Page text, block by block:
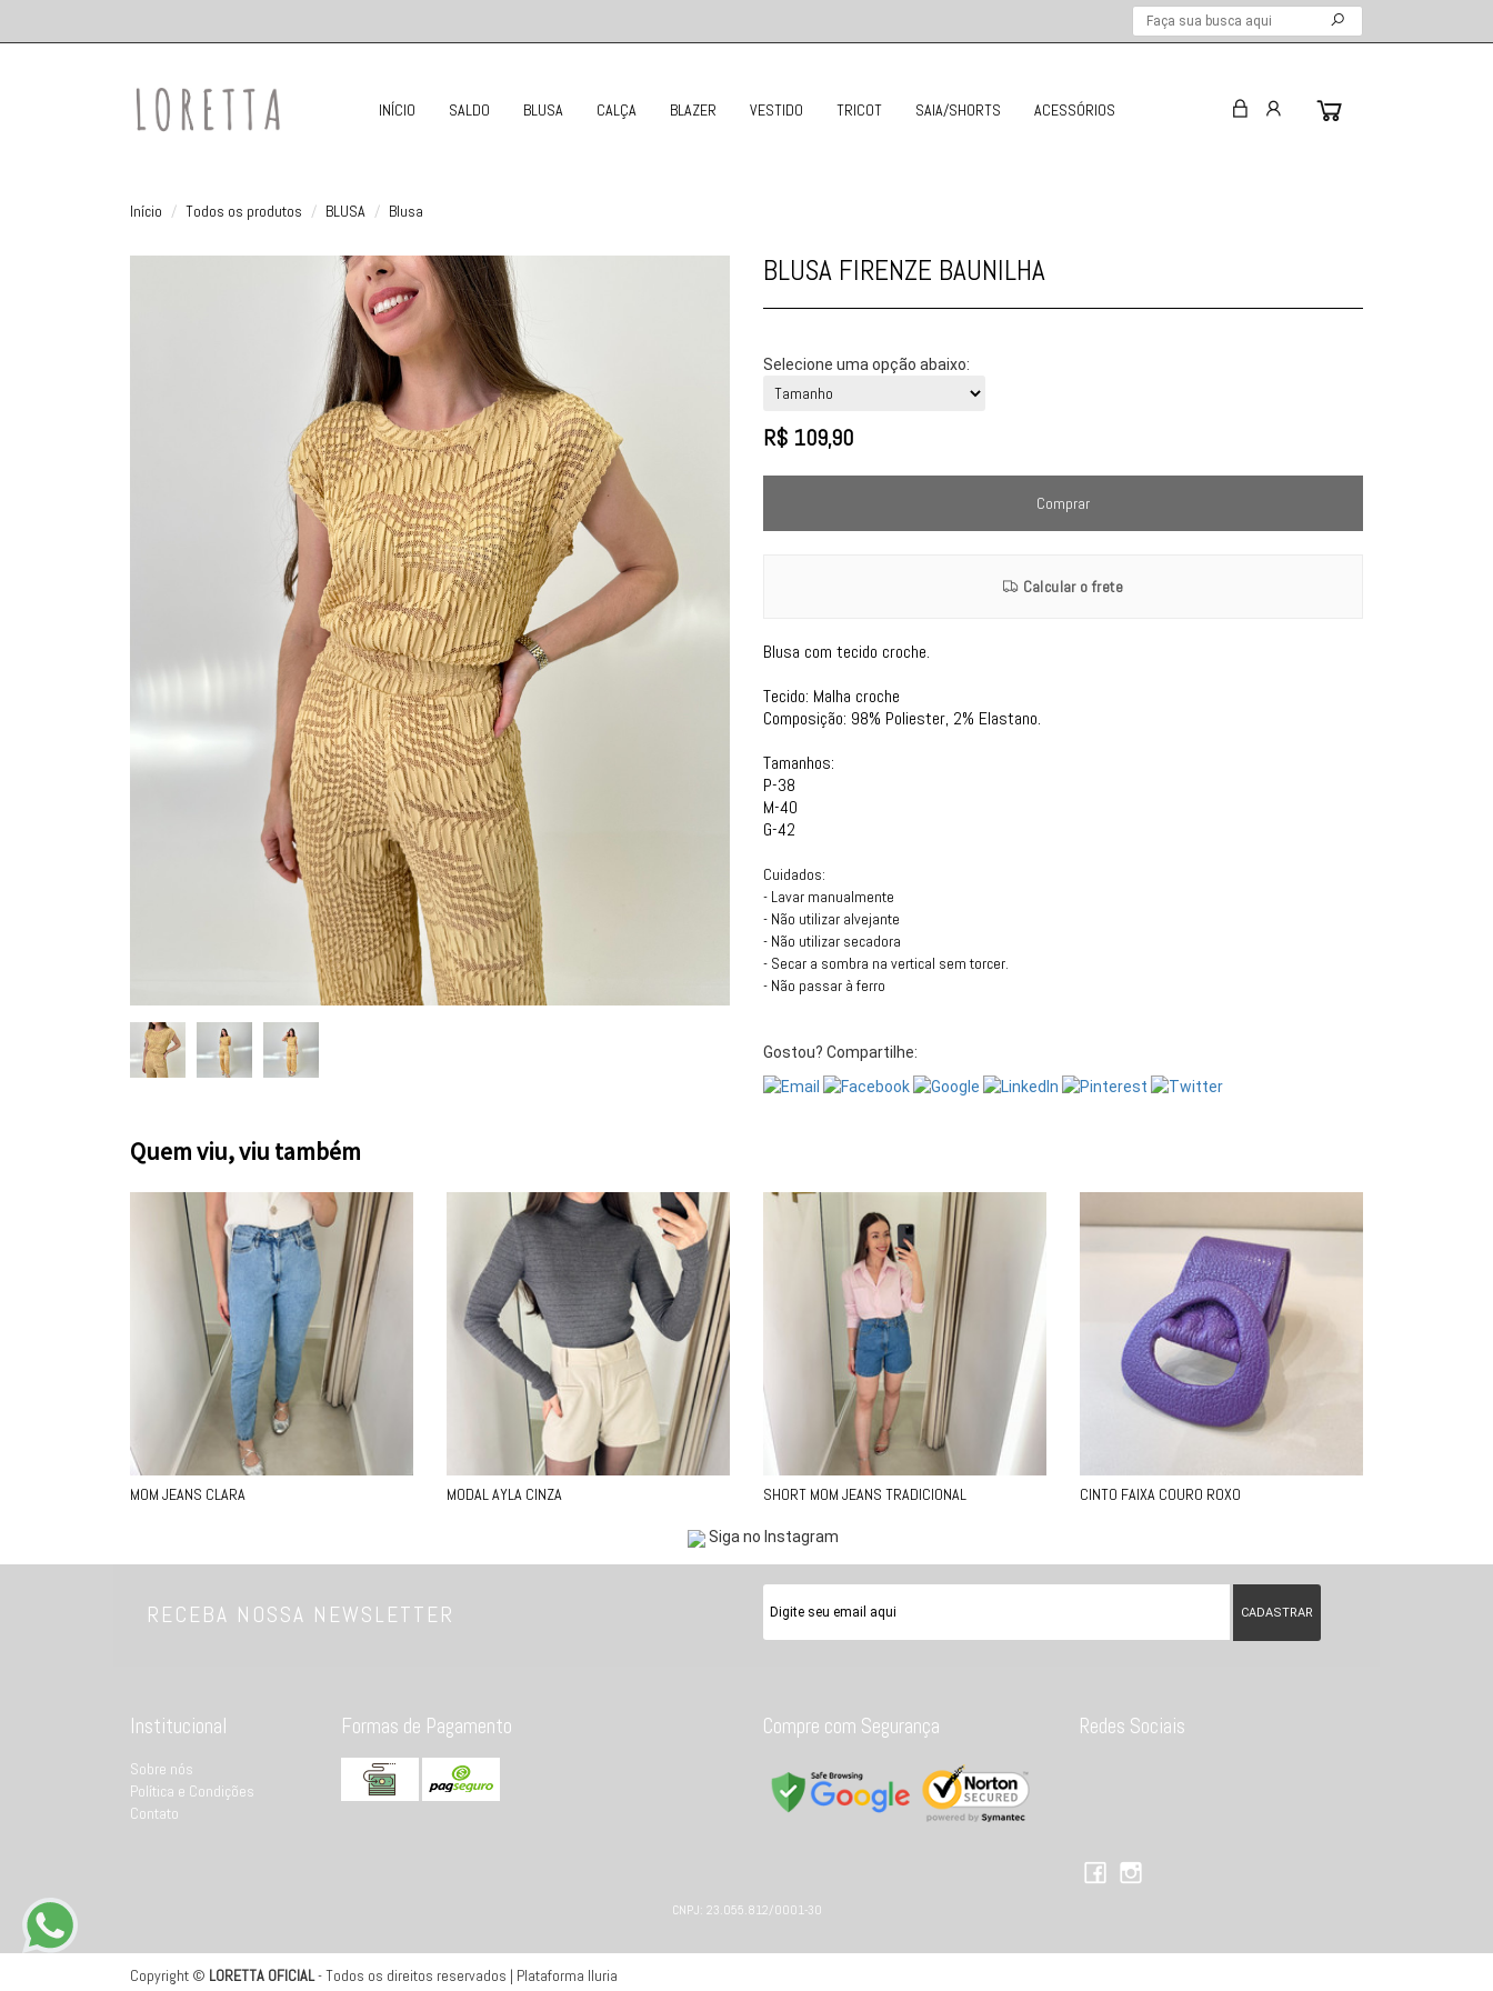
INÍCIO SALDO BLUSA CALÇA BLAZER VESTIDO TRICOT SAIA/SHORTS ACESSÓRIOS
Início Todos os produtos BLUSA Blusa
BLUSA FIRENZE BAUNILHA
Selecione uma opção abaixo:
R$ 109,90
Comprar
Calcular o frete
Blusa com tecido croche.
Tecido: Malha croche
Composição: 98% Poliester, 2% Elastano.
Tamanhos:
P-38
M-40
G-42
Cuidados:
- Lavar manualmente
- Não utilizar alvejante
- Não utilizar secadora
- Secar a sombra na vertical sem torcer.
- Não passar à ferro
Gostou? Compartilhe:
Quem viu, viu também
MOM JEANS CLARA MODAL AYLA CINZA SHORT MOM JEANS TRADICIONAL CINTO FAIXA COURO ROXO
Siga no Instagram
RECEBA NOSSA NEWSLETTER
Institucional
Sobre nós
Política e Condições
Contato
Formas de Pagamento Compre com Segurança Redes Sociais
CNPJ: 23.055.812/0001-30
Copyright © LORETTA OFICIAL- Todos os direitos reservados | Plataforma Iluria